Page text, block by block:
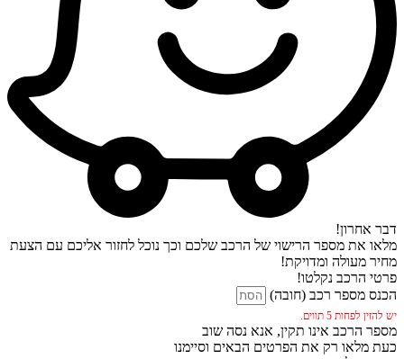
דבר אחרון!
מלאו את מספר הרישוי של הרכב שלכם וכך נוכל לחזור אליכם עם הצעת
מחיר מעולה ומדויקת!
פרטי הרכב נקלטו!
הכנס מספר רכב (חובה)
יש להזין לפחות 5 תווים.
מספר הרכב אינו תקין, אנא נסה שוב
כעת מלאו רק את הפרטים הבאים וסיימנו